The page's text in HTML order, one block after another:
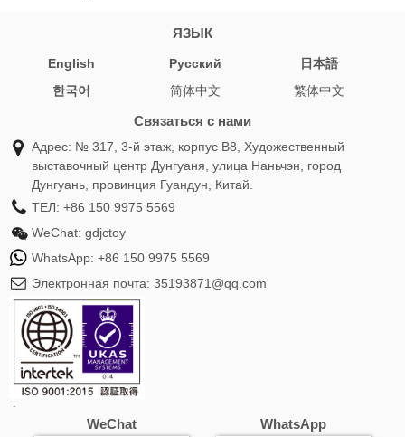
ЯЗЫК
English Pусский
日本語
한국어
简体中文 繁体中文
Связаться с нами
Адрес: № 317, 3-й этаж, корпус B8, Художественный
выставочный центр Дунгуаня, улица Наньчэн, город
Дунгуань, провинция Гуандун, Китай.
ТЕЛ: +86 150 9975 5569
WeChat: gdjctoy
WhatsApp: +86 150 9975 5569
Электронная почта: 35193871@qq.com
WeChat WhatsApp